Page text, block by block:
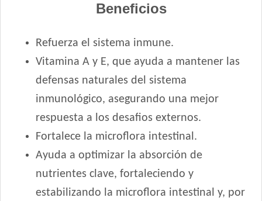
One Perro Adulto Medianos y Grandes Pollo y Carne
One Perro Adulto Medianos y Grandes Pollo y Cordero
Origen Perro Adulto
Pachá Adultos Mix Carne y Pollo
Pachá Perro Adulto Cocktail
Pampa Perro Adulto Mediano y Grande
Pipón Pipón Perro Adulto
Pro Plan Perro Adulto Piel Sensible Mediano y Grande
Pro Plan Perro Adulto Piel y Estómago Sensible Mediano y
Beneficios
Refuerza el sistema inmune.
Vitamina A y E, que ayuda a mantener las
defensas naturales del sistema
inmunológico, asegurando una mejor
respuesta a los desafios externos.
Fortalece la microflora intestinal.
Ayuda a optimizar la absorción de
nutrientes clave, fortaleciendo y
estabilizando la microflora intestinal y, por